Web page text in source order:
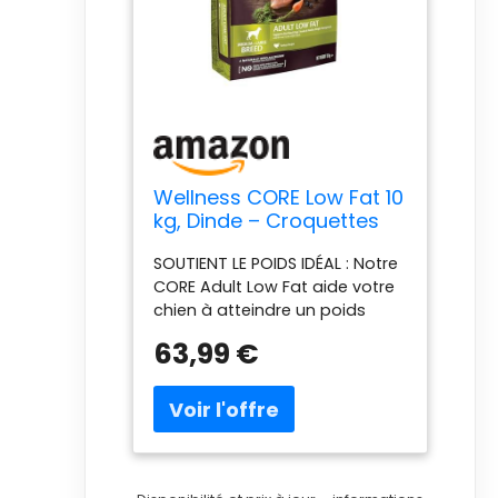
Wellness CORE Low Fat 10
kg, Dinde – Croquettes
SOUTIENT LE POIDS IDÉAL : Notre
CORE Adult Low Fat aide votre
chien à atteindre un poids
croquettes contiennent 30 %
que notre CORE Original.
VIANDE FRAÎCHE COMME
INGRÉDIENT PRINCIPAL : Les
63,99 €